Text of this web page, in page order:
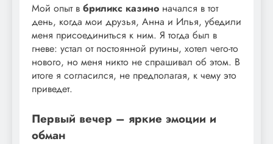
Мой опыт в бриликс казино начался в тот
день, когда мои друзья, Анна и Илья, убедили
меня присоединиться к ним. Я тогда был в
гневе: устал от постоянной рутины, хотел чего-то
нового, но меня никто не спрашивал об этом. В
итоге я согласился, не предполагая, к чему это
приведет.
Первый вечер – яркие эмоции и
обман